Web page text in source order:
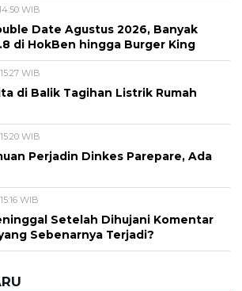
WIB
Date Agustus 2026, Banyak
di HokBen hingga Burger King
WIB
di Balik Tagihan Listrik Rumah
WIB
Perjadin Dinkes Parepare, Ada
WIB
Setelah Dihujani Komentar
Sebenarnya Terjadi?